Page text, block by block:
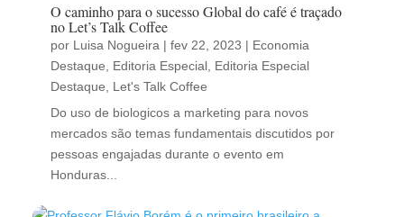
O caminho para o sucesso Global do café é traçado
no Let’s Talk Coffee
por Luisa Nogueira | fev 22, 2023 | Economia
Destaque
Editoria Especial Editoria Especial
Destaque
Let's Talk Coffee
Do uso de biologicos a marketing para novos
mercados são temas fundamentais discutidos por
pessoas engajadas durante o evento em
Honduras...